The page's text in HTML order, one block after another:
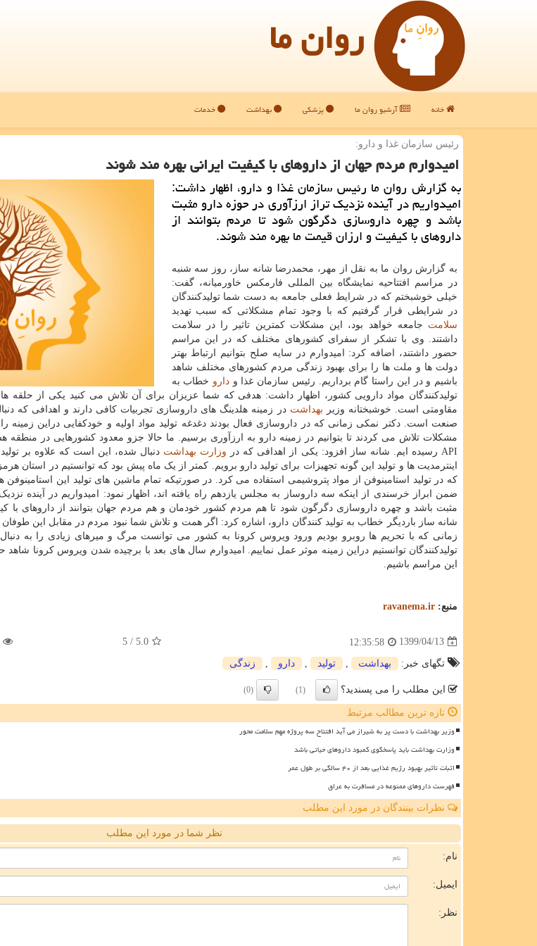
روان ما
خانه آرشیو روان ما پزشکی بهداشت خدمات
رئیس سازمان غذا و دارو:
امیدوارم مردم جهان از داروهای با كیفیت ایرانی بهره مند شوند
به گزارش روان ما رئیس سازمان غذا و دارو، اظهار داشت:
امیدواریم در آینده نزدیك تراز ارزآوری در حوزه دارو مثبت
باشد و چهره داروسازی دگرگون شود تا مردم بتوانند از
داروهای با كیفیت و ارزان قیمت ما بهره مند شوند.
به گزارش روان ما به نقل از مهر، محمدرضا شانه ساز، روز سه شنبه
در مراسم افتتاحیه نمایشگاه بین المللی فارمکس خاورمیانه، گفت:
خیلی خوشبختم که در شرایط فعلی جامعه به دست شما تولیدکنندگان
در شرایطی قرار گرفتیم که با وجود تمام مشکلاتی که سبب تهدید
سلامت جامعه خواهد بود، این مشکلات کمترین تاثیر را در سلامت
داشتند. وی با تشکر از سفرای کشورهای مختلف که در این مراسم
حضور داشتند، اضافه کرد: امیدوارم در سایه صلح بتوانیم ارتباط بهتر
دولت ها و ملت ها را برای بهبود زندگی مردم کشورهای مختلف شاهد
باشیم و در این راستا گام برداریم. رئیس سازمان غذا ودارو خطاب به
تولیدکنندگان مواد دارویی کشور، اظهار داشت: هدفی که شما عزیزان برای آن تلاش می کنید یکی از حلقه
مقاومتی است. خوشبختانه وزیر بهداشت در زمینه هلدینگ های داروسازی تجربیات کافی دارند و اهدافی که
صنعت است. دکتر نمکی زمانی که در داروسازی فعال بودند دغدغه تولید مواد اولیه و خودکفایی دراین زمینه
مشکلات تلاش می کردند تا بتوانیم در زمینه دارو به ارزآوری برسیم. ما حالا جزو معدود کشورهایی در منطقه
API رسیده ایم. شانه ساز افزود: یکی از اهدافی که در
وزارت بهداشت دنبال شده، این است که علاوه بر
اینترمدیت ها و تولید این گونه تجهیزات برای تولید دارو برویم. کمتر از یک ماه پیش بود که توانستیم در استان
که در تولید استامینوفن از مواد پتروشیمی استفاده می کرد. در صورتیکه تمام ماشین های تولید این
ضمن ابراز خرسندی از اینکه سه داروساز به مجلس یازدهم راه یافته اند، اظهار نمود: امیدواریم در آینده
مثبت باشد و چهره داروسازی دگرگون شود تا هم مردم کشور خودمان و هم مردم جهان بتوانند از داروهای با
شانه ساز باردیگر خطاب به تولید کنندگان دارو، اشاره کرد: اگر همت و تلاش شما نبود مردم در مقابل این
زمانی که با تحریم ها روبرو بودیم ورود ویروس کرونا به کشور می توانست مرگ و میرهای زیادی را به
تولیدکنندگان توانستیم دراین زمینه موثر عمل نماییم. امیدوارم سال های بعد با برچیده شدن ویروس کرونا
این مراسم باشیم.
منبع: ravanema.ir
1399/04/13
12:35:58
5.0
/ 5
تگهای خبر: بهداشت تولید دارو زندگی
این مطلب را می پسندید؟ (1)
(0)
تازه ترین مطالب مرتبط
وزیر بهداشت با دست پر به شیراز می آید افتتاح سه پروژه مهم سلامت محور
وزارت بهداشت باید پاسخگوی کمبود داروهای حیاتی باشد
اثبات تأثیر بهبود رژیم غذایی بعد از ۴۰ سالگی بر طول عمر
فهرست داروهای ممنوعه در مسافرت به عراق
نظرات بینندگان در مورد این مطلب
نظر شما در مورد این مطلب
نام:
ایمیل:
نظر: